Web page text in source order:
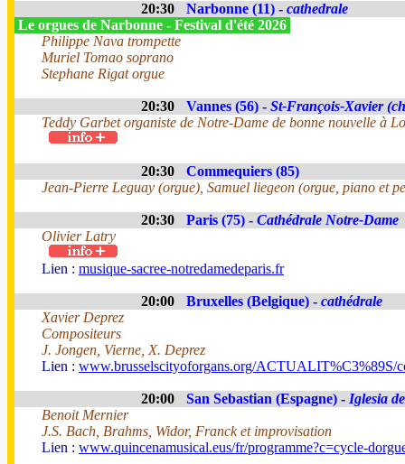
20:30 Narbonne (11) - cathedrale
Le orgues de Narbonne - Festival d'été 2026
Philippe Nava trompette
Muriel Tomao soprano
Stephane Rigat orgue
20:30 Vannes (56) - St-François-Xavier
Teddy Garbet organiste de Notre-Dame de bonne nouvelle à
20:30
Commequiers (85)
Jean-Pierre Leguay (orgue), Samuel liegeon (orgue, piano et
20:30 Paris (75) - Cathédrale Notre-Dame
Olivier Latry
Lien : musique-sacree-notredamedeparis.fr
20:00 Bruxelles (Belgique) - cathédrale
Xavier Deprez
Compositeurs
J. Jongen, Vierne, X. Deprez
Lien : www.brusselscityoforgans.org/ACTUALIT%C3%89S/
20:00 San Sebastian (Espagne) - Iglesia
Benoit Mernier
J.S. Bach, Brahms, Widor, Franck et improvisation
Lien : www.quincenamusical.eus/fr/programme?c=cycle-